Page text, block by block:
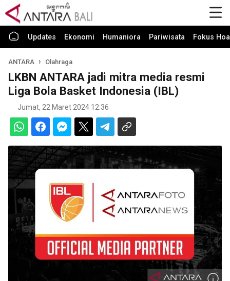
Updates Ekonomi Humaniora Pariwisata Fokus
ANTARA Olahraga
LKBN ANTARA jadi mitra media resmi
Liga Bola Basket Indonesia (IBL)
Jumat, 22 Maret 2024 12:36